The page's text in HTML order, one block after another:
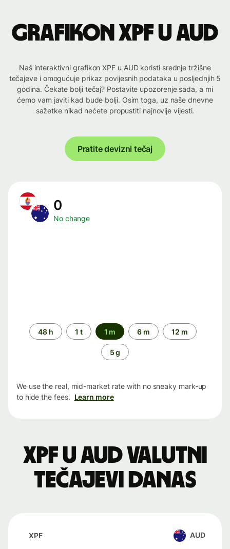
Grafikon XPF u AUD
Naš interaktivni grafikon XPF u AUD koristi srednje tržišne
tečajeve i omogućuje prikaz povijesnih podataka u posljednjih 5
godina. Čekate bolji tečaj? Postavite upozorenje sada, a mi
ćemo vam javiti kad bude bolji. Osim toga, uz naše dnevne
sažetke nikad nećete propustiti najnovije vijesti.
Pratite devizni tečaj
0
No change
Time
period
48 h 1 t 1 m 6 m 12 m
5 g
We use the real, mid-market rate with no sneaky mark-up
to hide the fees. Learn more
XPF u AUD valutni
tečajevi danas
XPF AUD